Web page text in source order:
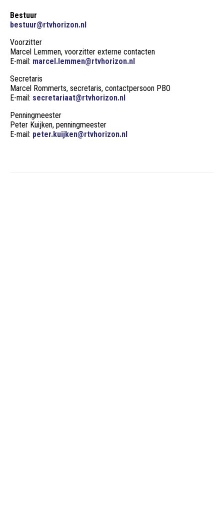
Bestuur
bestuur@rtvhorizon.nl
Voorzitter
Marcel Lemmen, voorzitter externe contacten
E-mail: marcel.lemmen@rtvhorizon.nl
Secretaris
Marcel Rommerts, secretaris, contactpersoon PBO
E-mail: secretariaat@rtvhorizon.nl
Penningmeester
Peter Kuijken, penningmeester
E-mail: peter.kuijken@rtvhorizon.nl